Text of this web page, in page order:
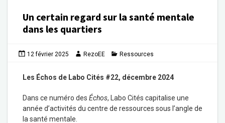
Un certain regard sur la santé mentale
dans les quartiers
12 février 2025 RezoEE Ressources
Les Échos de Labo Cités #22, décembre 2024
Dans ce numéro des Échos, Labo Cités capitalise une
année d’activités du centre de ressources sous l’angle de
la santé mentale.